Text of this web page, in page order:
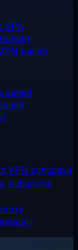
VPN
paneli
paneli
VPN sunucusu
kullanıma